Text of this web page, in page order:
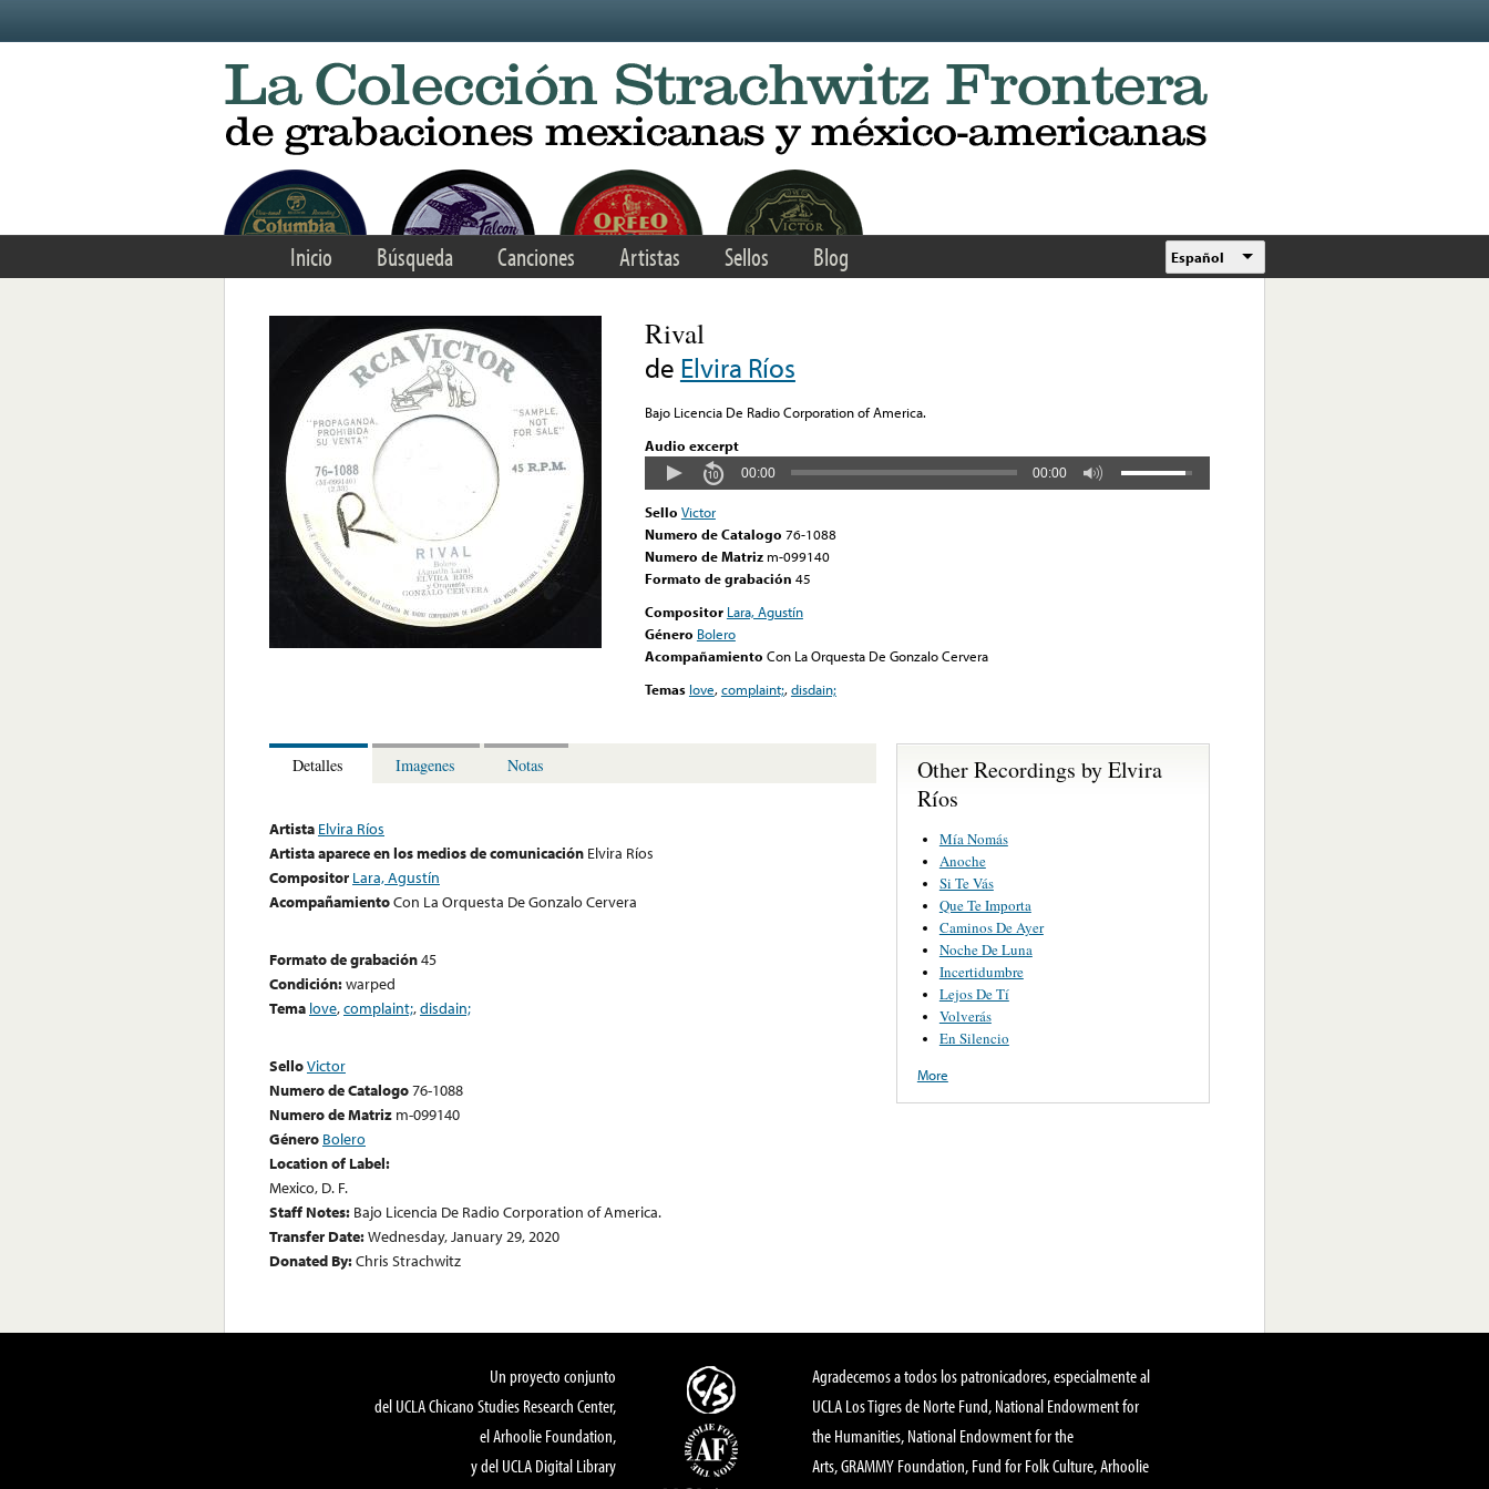
Inicio Búsqueda Canciones Artistas Sellos Blog Español
Rival
de Elvira Ríos
Bajo Licencia De Radio Corporation of America.
Audio excerpt
00:00 00:00
Sello Victor
Numero de Catalogo 76-1088
Numero de Matriz m-099140
Formato de grabación 45
Compositor Lara, Agustín
Género Bolero
Acompañamiento Con La Orquesta De Gonzalo Cervera
Temas love,complaint;,disdain;
Detalles Imagenes Notas
Artista Elvira Ríos
Artista aparece en los medios de comunicación Elvira Ríos
Compositor Lara, Agustín
AcompañamientoCon La Orquesta De Gonzalo Cervera
Formato de grabación45
Condición:warped
Tema love,complaint;,disdain;
SelloVictor
Numero de Catalogo76-1088
Numero de Matriz m-099140
Género Bolero
Location of Label:
Mexico, D. F.
Staff Notes: Bajo Licencia De Radio Corporation of America.
Transfer Date:Wednesday, January 29, 2020
Donated By:Chris Strachwitz
Other Recordings by Elvira
Ríos
Mía Nomás
Anoche
Si Te Vás
Que Te Importa
Caminos De Ayer
Noche De Luna
Incertidumbre
Lejos De Tí
Volverás
En Silencio
More
Un proyecto conjunto
del UCLA Chicano Studies Research Center,
el Arhoolie Foundation,
y del UCLA Digital Library
Agradecemos a todos los patronicadores, especialmente al
UCLA Los Tigres de Norte Fund, National Endowment for
the Humanities, National Endowment for the
Arts, GRAMMY Foundation, Fund for Folk Culture, Arhoolie